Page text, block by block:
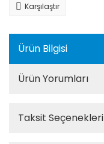
Karşılaştır
Ürün Bilgisi
Ürün Yorumları
Taksit Seçenekleri